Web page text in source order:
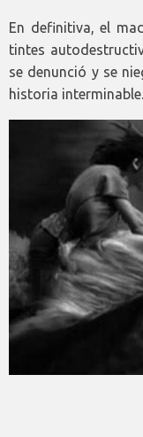
En definitiva, el
tintes
se denunció y se
historia interminable.